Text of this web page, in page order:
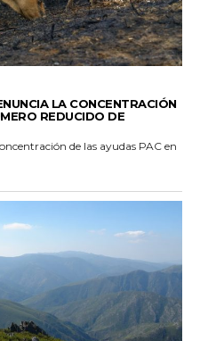
LA CONCENTRACIÓN
REDUCIDO DE
de las ayudas PAC en